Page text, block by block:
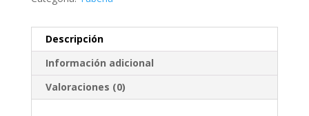
Descripción
Información adicional
Valoraciones (0)